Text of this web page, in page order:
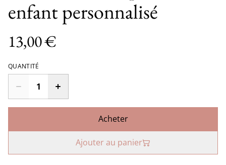
enfant personnalisé
13,00 €
QUANTITÉ
Acheter
Ajouter au panier